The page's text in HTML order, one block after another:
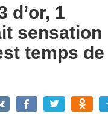
d’or, 1
sensation
temps de